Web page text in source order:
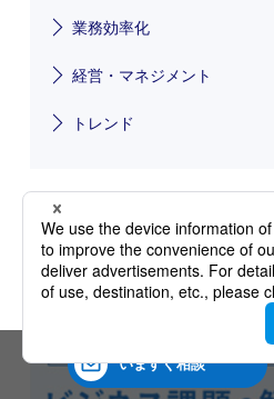
いますぐ相談
業務効率化
経営・マネジメント
トレンド